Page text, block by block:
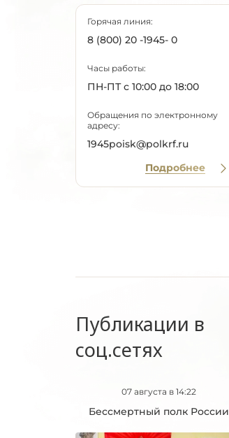
Горячая линия:
8 (800) 20 -1945- 0
Часы работы:
ПН-ПТ с 10:00 до 18:00
Обращения по электронному
адресу:
1945poisk@polkrf.ru
Подробнее
Публикации в
соц.сетях
07 августа в 14:22
Бессмертный полк России